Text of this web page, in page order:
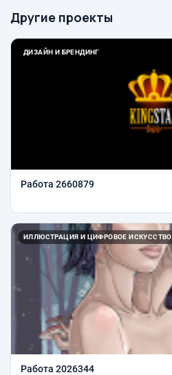
Другие проекты
ДИЗАЙН И БРЕНДИНГ
Работа 2660879
ИЛЛЮСТРАЦИЯ И ЦИФРОВОЕ ИСКУССТВО
Работа 2026344